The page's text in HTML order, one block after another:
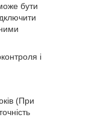
бути
і
(При